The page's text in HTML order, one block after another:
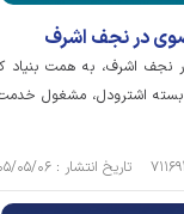
در نجف اشرف
اشرف، به همت بنیاد
با توزیع ۱۵۰ هزار بسته اشترودل،